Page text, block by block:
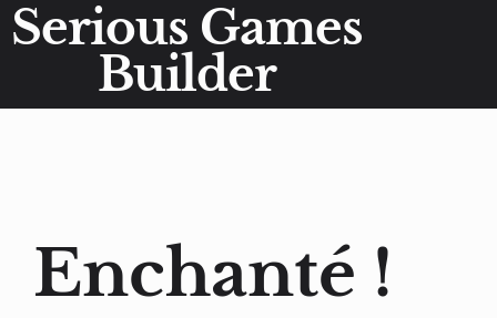
Serious Games
Builder
Enchanté !